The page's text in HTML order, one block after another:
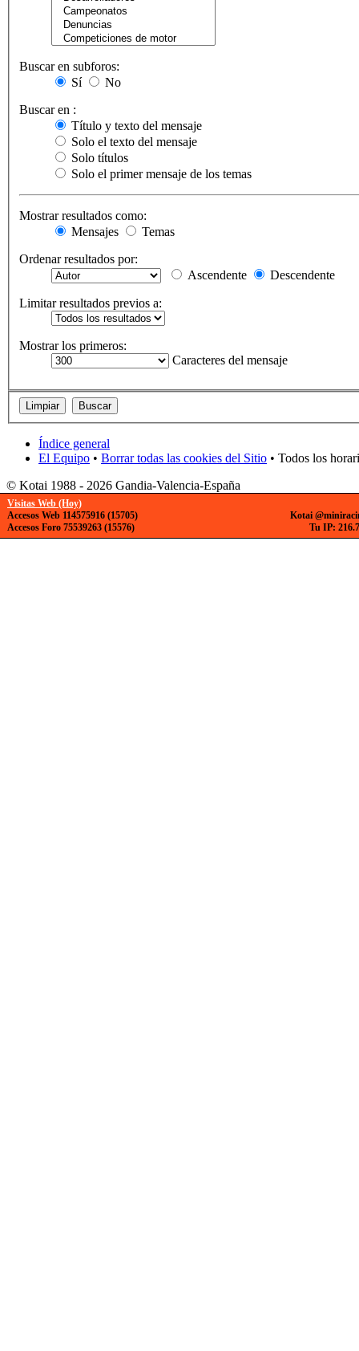
Buscar en subforos:
Sí
No
Buscar en :
Título y texto del mensaje
Solo el texto del mensaje
Solo títulos
Solo el primer mensaje de los temas
Mostrar resultados como:
Mensajes
Temas
Ordenar resultados por:
Ascendente
Descendente
Limitar resultados previos a:
Mostrar los primeros:
Caracteres del mensaje
Índice general
El Equipo • Borrar todas las cookies del Sitio • Todos los
© Kotai 1988 - 2026 Gandia-Valencia-España
Visitas Web (Hoy)
Accesos Web 114575916 (15705)
Accesos Foro 75539263 (15576)
Kotai
Tu IP: